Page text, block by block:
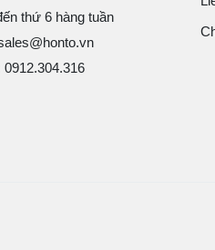
thứ 6 hàng tuần
0912.304.316